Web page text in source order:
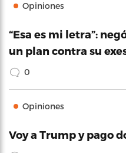
Opiniones
“Esa es mi letra”:
un plan contra su
0
Opiniones
Voy a Trump y pago